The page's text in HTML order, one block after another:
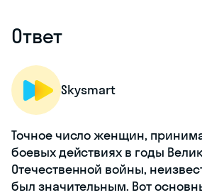
Ответ
Skysmart
Точное число женщин,
боевых действиях в годы
Отечественной войны,
был значительным. Вот